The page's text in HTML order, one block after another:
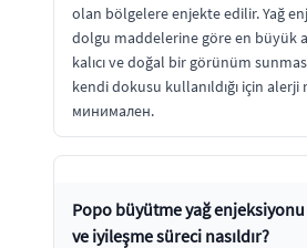
olan bölgelere enjekte edilir. Yağ
dolgu maddelerine göre en büyük
kalıcı ve doğal bir görünüm
kendi dokusu kullanıldığı için alerji
минимален.
Popo büyütme yağ
ve iyileşme süreci nasıldır?